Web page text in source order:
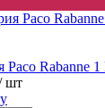
Rabanne
шт